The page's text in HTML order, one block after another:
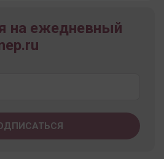
на ежедневный